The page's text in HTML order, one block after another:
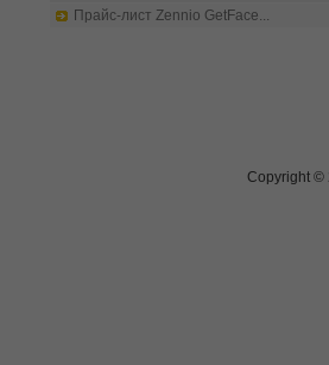
Прайс-лист Zennio GetFace...
Copyright ©